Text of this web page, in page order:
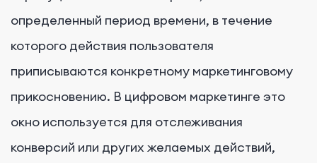
определенный период времени, в течение
которого действия пользователя
приписываются конкретному маркетинговому
прикосновению. В цифровом маркетинге это
окно используется для отслеживания
конверсий или других желаемых действий,